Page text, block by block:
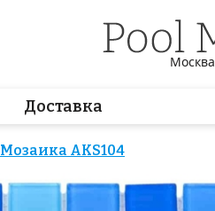
Москва
Доставка
Мозаика AKS104